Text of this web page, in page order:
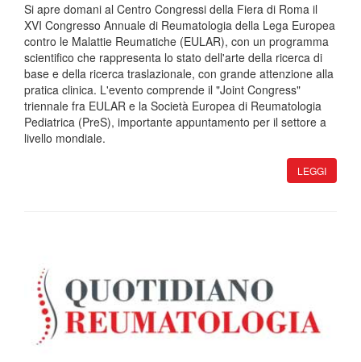
Si apre domani al Centro Congressi della Fiera di Roma il
XVI Congresso Annuale di Reumatologia della Lega Europea
contro le Malattie Reumatiche (EULAR), con un programma
scientifico che rappresenta lo stato dell'arte della ricerca di
base e della ricerca traslazionale, con grande attenzione alla
pratica clinica. L'evento comprende il "Joint Congress"
triennale fra EULAR e la Società Europea di Reumatologia
Pediatrica (PreS), importante appuntamento per il settore a
livello mondiale.
LEGGI